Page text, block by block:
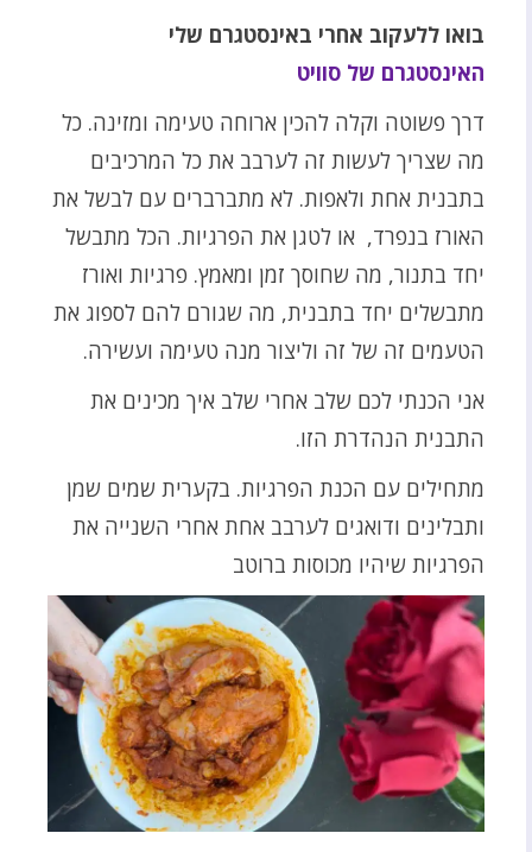
בואו ללעקוב אחרי באינסטגרם שלי
האינסטגרם של סוויט
דרך פשוטה וקלה להכין ארוחה טעימה ומזינה. כל
מה שצריך לעשות זה לערבב את כל המרכיבים
בתבנית אחת ולאפות. לא מתברברים עם לבשל את
האורז בנפרד, או לטגן את הפרגיות. הכל מתבשל
יחד בתנור, מה שחוסך זמן ומאמץ. פרגיות ואורז
מתבשלים יחד בתבנית, מה שגורם להם לספוג את
הטעמים זה של זה וליצור מנה טעימה ועשירה.
אני הכנתי לכם שלב אחרי שלב איך מכינים את
התבנית הנהדרת הזו.
מתחילים עם הכנת הפרגיות. בקערית שמים שמן
ותבלינים ודואגים לערבב אחת אחרי השנייה את
הפרגיות שיהיו מכוסות ברוטב